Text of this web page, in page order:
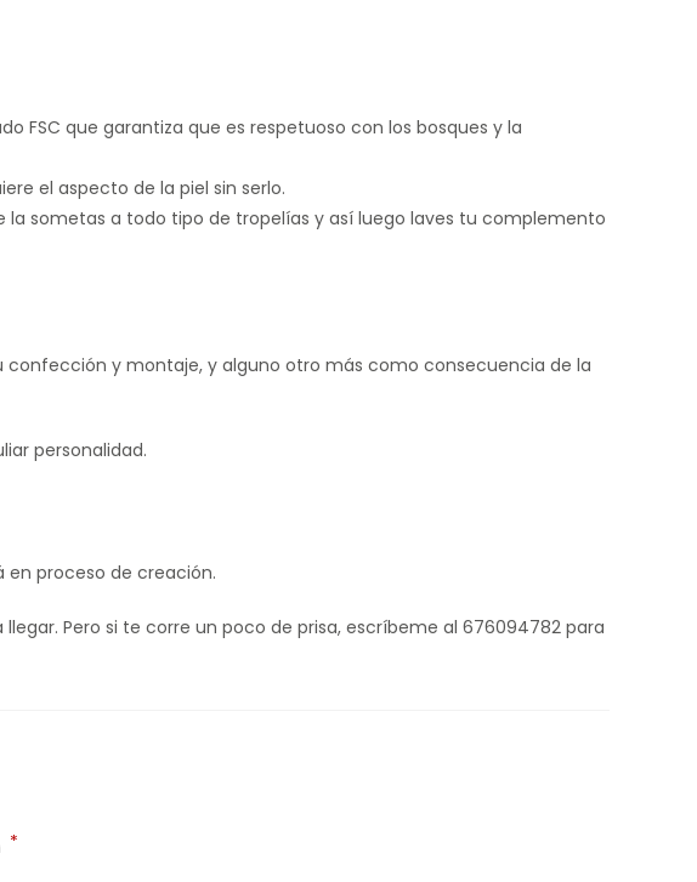
FSC que garantiza que es respetuoso con los bosques y la
el aspecto de la piel sin serlo.
sometas a todo tipo de tropelías y así luego laves tu complemento
y montaje, y alguno otro más como consecuencia de la
personalidad.
en proceso de creación.
Pero si te corre un poco de prisa, escríbeme al 676094782 para
*